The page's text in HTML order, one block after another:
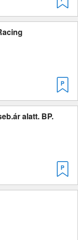
alatt. BP.